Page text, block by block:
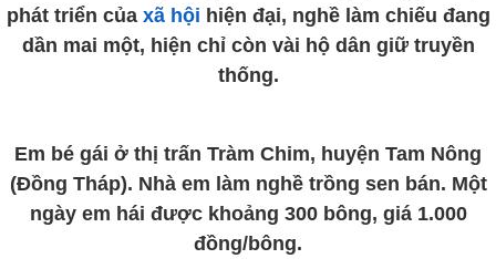
phát triển của xã hội hiện đại, nghề làm chiếu đang
dần mai một, hiện chỉ còn vài hộ dân giữ truyền
thống.
Em bé gái ở thị trấn Tràm Chim, huyện Tam Nông
(Đồng Tháp). Nhà em làm nghề trồng sen bán. Một
ngày em hái được khoảng 300 bông, giá 1.000
đồng/bông.